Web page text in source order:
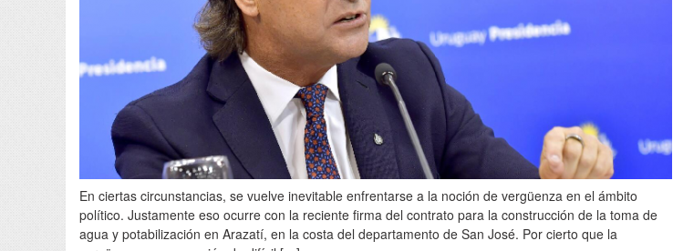
En ciertas circunstancias, se vuelve inevitable enfrentarse a la noción de vergüenza en el ámbito
político. Justamente eso ocurre con la reciente firma del contrato para la construcción de la toma de
agua y potabilización en Arazatí, en la costa del departamento de San José. Por cierto que la